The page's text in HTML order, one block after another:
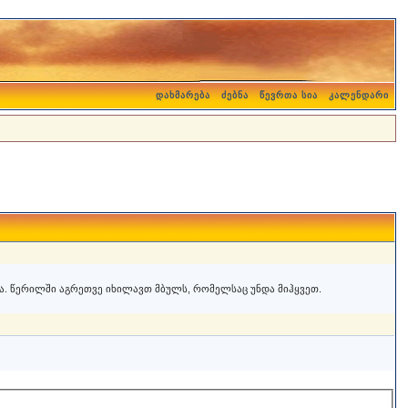
დახმარება ძებნა წევრთა სია კალენდარი
აგრეთვე იხილავთ მბულს, რომელსაც უნდა მიჰყვეთ.